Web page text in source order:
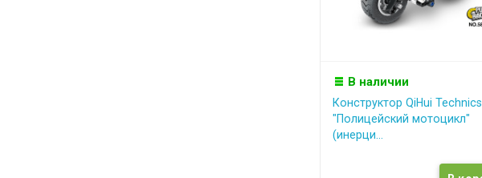
В наличии
Конструктор QiHui Technics
"Полицейский мотоцикл"
(инерци...